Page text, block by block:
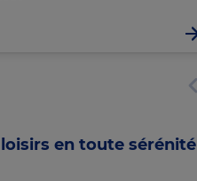
en toute sérénité